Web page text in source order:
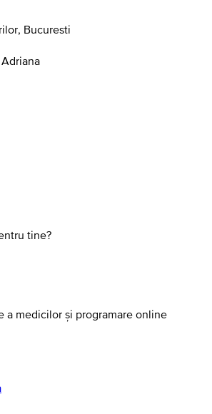
Bucuresti
tine?
a medicilor și programare online